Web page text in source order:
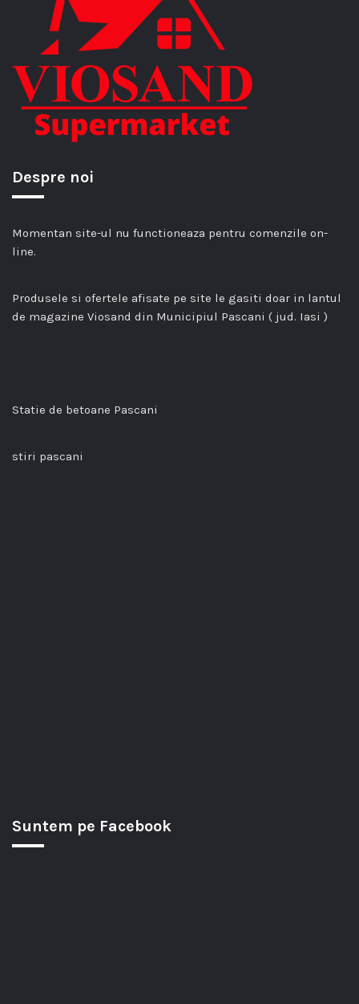
Despre noi
Momentan site-ul nu functioneaza pentru comenzile on-
line.
Produsele si ofertele afisate pe site le gasiti doar in lantul
de magazine Viosand din Municipiul Pascani ( jud. Iasi )
Statie de betoane Pascani
stiri pascani
Suntem pe Facebook